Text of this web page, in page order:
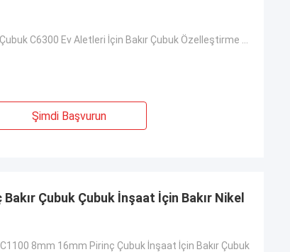
Şimdi Başvurun
Çubuk Çubuk İnşaat İçin Bakır Nikel
8mm 16mm Pirinç Çubuk İnşaat İçin Bakır Çubuk